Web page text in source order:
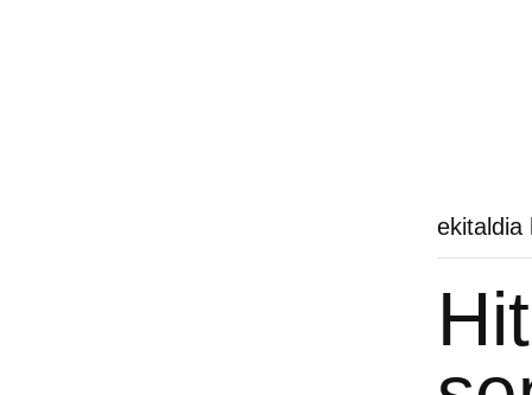
ekitaldia